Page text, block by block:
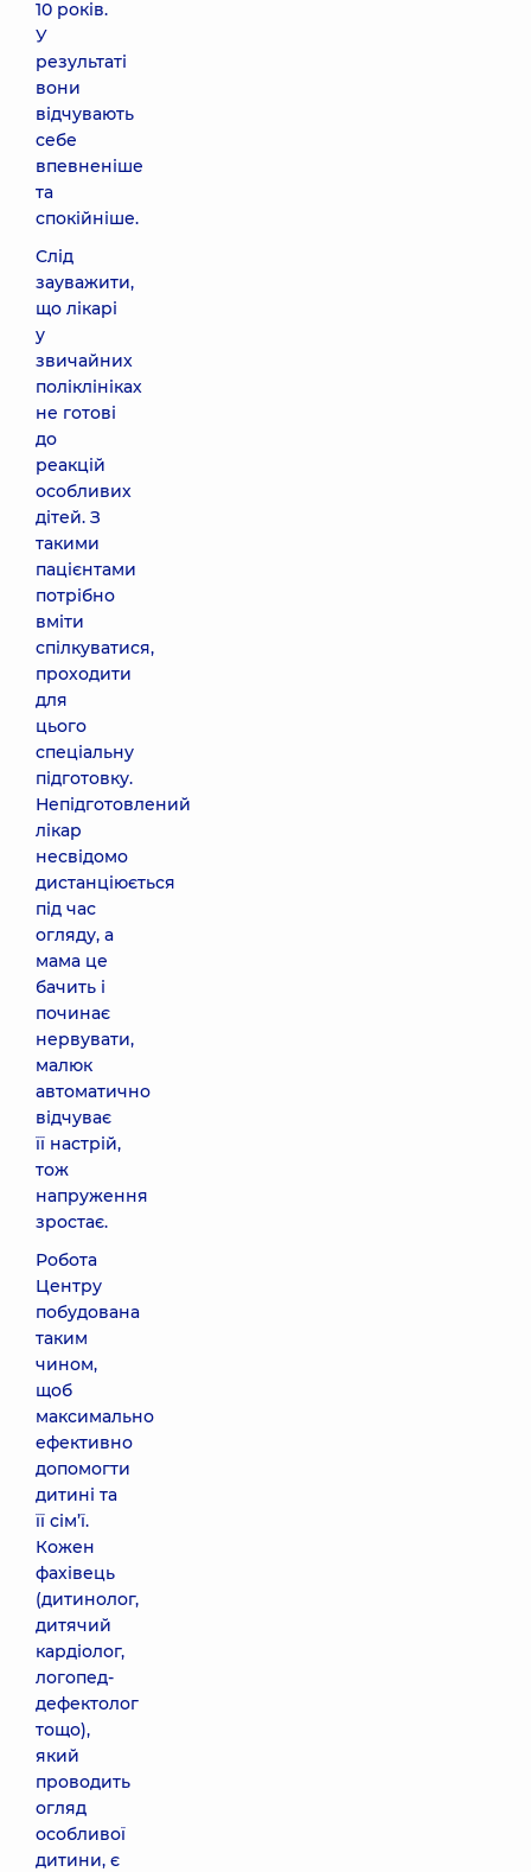
10 років.
У
результаті
вони
відчувають
себе
впевненіше
та
спокійніше.
Слід
зауважити,
що лікарі
у
звичайних
поліклініках
не готові
до
реакцій
особливих
дітей. З
такими
пацієнтами
потрібно
вміти
спілкуватися,
проходити
для
цього
спеціальну
підготовку.
Непідготовлений
лікар
несвідомо
дистанціюється
під час
огляду, а
мама це
бачить і
починає
нервувати,
малюк
автоматично
відчуває
її настрій,
тож
напруження
зростає.
Робота
Центру
побудована
таким
чином,
щоб
максимально
ефективно
допомогти
дитині та
її сім’ї.
Кожен
фахівець
(дитинолог,
дитячий
кардіолог,
логопед-
дефектолог
тощо),
який
проводить
огляд
особливої
дитини, є